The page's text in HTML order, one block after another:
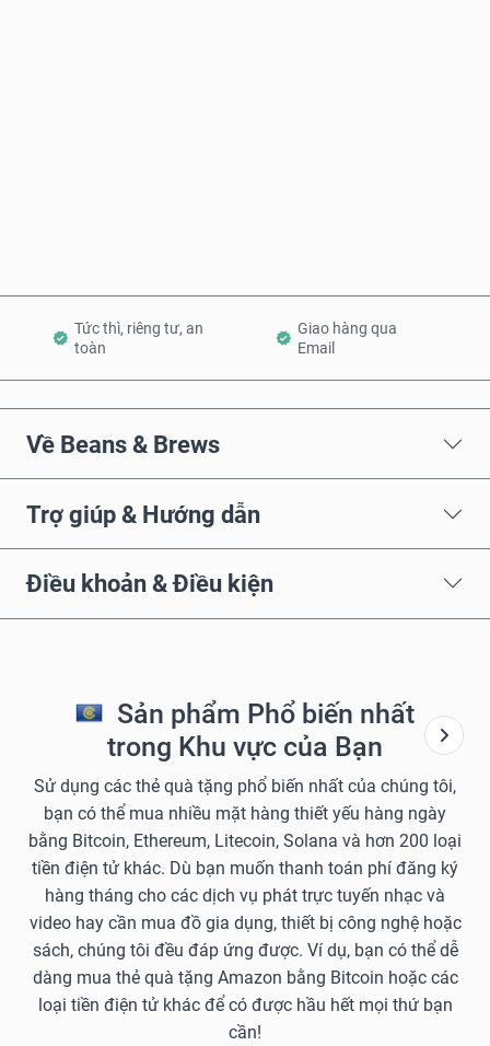
Tức thì, riêng tư, an
toàn
Giao hàng qua
Email
Về Beans & Brews
Trợ giúp & Hướng dẫn
Điều khoản & Điều kiện
Sản phẩm Phổ biến nhất
trong Khu vực của Bạn
Sử dụng các thẻ quà tặng phổ biến nhất của chúng tôi,
bạn có thể mua nhiều mặt hàng thiết yếu hàng ngày
bằng Bitcoin, Ethereum, Litecoin, Solana và hơn 200 loại
tiền điện tử khác. Dù bạn muốn thanh toán phí đăng ký
hàng tháng cho các dịch vụ phát trực tuyến nhạc và
video hay cần mua đồ gia dụng, thiết bị công nghệ hoặc
sách, chúng tôi đều đáp ứng được. Ví dụ, bạn có thể dễ
dàng mua thẻ quà tặng Amazon bằng Bitcoin hoặc các
loại tiền điện tử khác để có được hầu hết mọi thứ bạn
cần!